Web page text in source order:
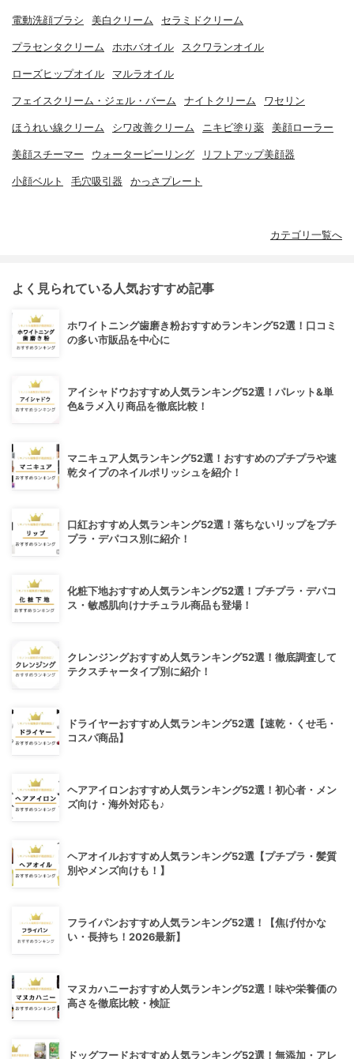
電動洗顔ブラシ 美白クリーム セラミドクリーム
プラセンタクリーム ホホバオイル スクワランオイル
ローズヒップオイル マルラオイル
フェイスクリーム・ジェル・バーム ナイトクリーム ワセリン
ほうれい線クリーム シワ改善クリーム ニキビ塗り薬 美顔ローラー
美顔スチーマー ウォーターピーリング リフトアップ美顔器
小顔ベルト 毛穴吸引器 かっさプレート
カテゴリ一覧へ
よく見られている人気おすすめ記事
ホワイトニング歯磨き粉おすすめランキング52選！口コミ
の多い市販品を中心に
アイシャドウおすすめ人気ランキング52選！パレット&単
色&ラメ入り商品を徹底比較！
マニキュア人気ランキング52選！おすすめのプチプラや速
乾タイプのネイルポリッシュを紹介！
口紅おすすめ人気ランキング52選！落ちないリップをプチ
プラ・デパコス別に紹介！
化粧下地おすすめ人気ランキング52選！プチプラ・デパコ
ス・敏感肌向けナチュラル商品も登場！
クレンジングおすすめ人気ランキング52選！徹底調査して
テクスチャータイプ別に紹介！
ドライヤーおすすめ人気ランキング52選【速乾・くせ毛・
コスパ商品】
ヘアアイロンおすすめ人気ランキング52選！初心者・メン
ズ向け・海外対応も♪
ヘアオイルおすすめ人気ランキング52選【プチプラ・髪質
別やメンズ向けも！】
フライパンおすすめ人気ランキング52選！【焦げ付かな
い・長持ち！2026最新】
マヌカハニーおすすめ人気ランキング52選！味や栄養価の
高さを徹底比較・検証
ドッグフードおすすめ人気ランキング52選！無添加・アレ